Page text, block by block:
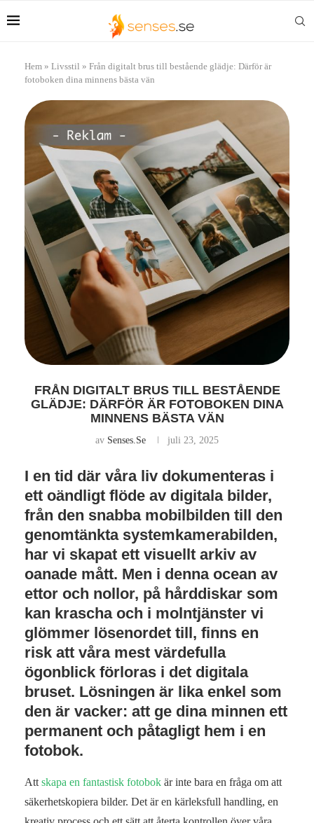
Hem » Livsstil » Från digitalt brus till bestående glädje: Därför är
fotoboken dina minnens bästa vän
FRÅN DIGITALT BRUS TILL BESTÅENDE
GLÄDJE: DÄRFÖR ÄR FOTOBOKEN DINA
MINNENS BÄSTA VÄN
av Senses.se juli 23, 2025
I en tid där våra liv dokumenteras i
ett oändligt flöde av digitala bilder,
från den snabba mobilbilden till den
genomtänkta systemkamerabilden,
har vi skapat ett visuellt arkiv av
oanade mått. Men i denna ocean av
ettor och nollor, på hårddiskar som
kan krascha och i molntjänster vi
glömmer lösenordet till, finns en
risk att våra mest värdefulla
ögonblick förloras i det digitala
bruset. Lösningen är lika enkel som
den är vacker: att ge dina minnen ett
permanent och påtagligt hem i en
fotobok.
Att skapa en fantastisk fotobok är inte bara en fråga om att
säkerhetskopiera bilder. Det är en kärleksfull handling, en